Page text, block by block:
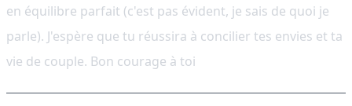
en équilibre parfait (c'est pas évident, je sais de quoi je
parle). J'espère que tu réussira à concilier tes envies et ta
vie de couple. Bon courage à toi